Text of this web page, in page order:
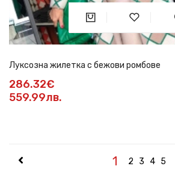
Луксозна жилетка с бежови ромбове
286.32€
559.99лв.
1 2 3 4 5